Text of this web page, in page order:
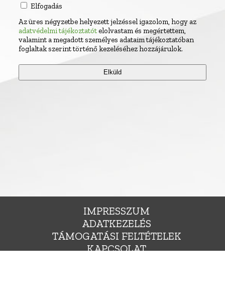
Elfogadás
Az üres négyzetbe helyezett jelzéssel igazolom, hogy az
adatvédelmi tájékoztatótelolvastam és megértettem,
valamint a megadott személyes adataim tájékoztatóban
foglaltak szerint történő kezeléséhez hozzájárulok.
IMPRESSZUM
ADATKEZELÉS
TÁMOGATÁSI FELTÉTELEK
KAPCSOLAT